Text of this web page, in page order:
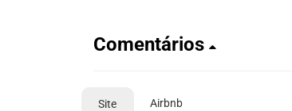
Comentários
Site Airbnb